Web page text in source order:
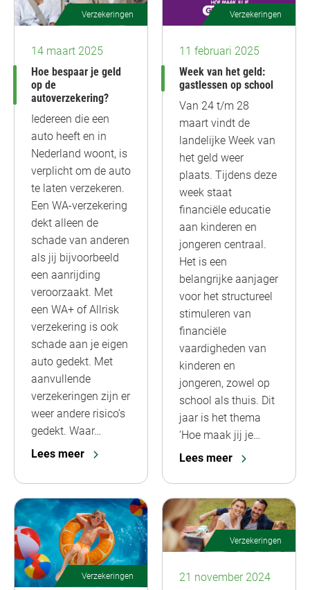
Verzekeringen
14 maart 2025
Hoe bespaar je geld
op de
autoverzekering?
Iedereen die een
auto heeft en in
Nederland woont, is
verplicht om de auto
te laten verzekeren.
Een WA-verzekering
dekt alleen de
schade van anderen
als jij bijvoorbeeld
een aanrijding
veroorzaakt. Met
een WA+ of Allrisk
verzekering is ook
schade aan je eigen
auto gedekt. Met
aanvullende
verzekeringen zijn er
weer andere risico’s
gedekt. Waar…
Lees meer
Verzekeringen
11 februari 2025
Week van het geld:
gastlessen op school
Van 24 t/m 28
maart vindt de
landelijke Week van
het geld weer
plaats. Tijdens deze
week staat
financiële educatie
aan kinderen en
jongeren centraal.
Het is een
belangrijke aanjager
voor het structureel
stimuleren van
financiële
vaardigheden van
kinderen en
jongeren, zowel op
school als thuis. Dit
jaar is het thema
‘Hoe maak jij je…
Lees meer
Verzekeringen
Verzekeringen
21 november 2024